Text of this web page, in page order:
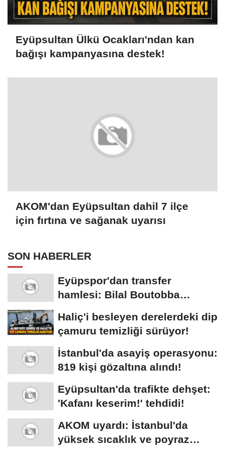
Eyüpsultan Ülkü Ocakları'ndan kan
bağışı kampanyasına destek!
AKOM'dan Eyüpsultan dahil 7 ilçe
için fırtına ve sağanak uyarısı
SON HABERLER
Eyüpspor'dan transfer
hamlesi: Bilal Boutobba
Haliç'i besleyen derelerdeki dip
çamuru temizliği sürüyor!
İstanbul'da asayiş operasyonu:
819 kişi gözaltına alındı!
Eyüpsultan'da trafikte dehşet:
'Kafanı keserim!' tehdidi!
AKOM uyardı: İstanbul'da
yüksek sıcaklık ve poyraz